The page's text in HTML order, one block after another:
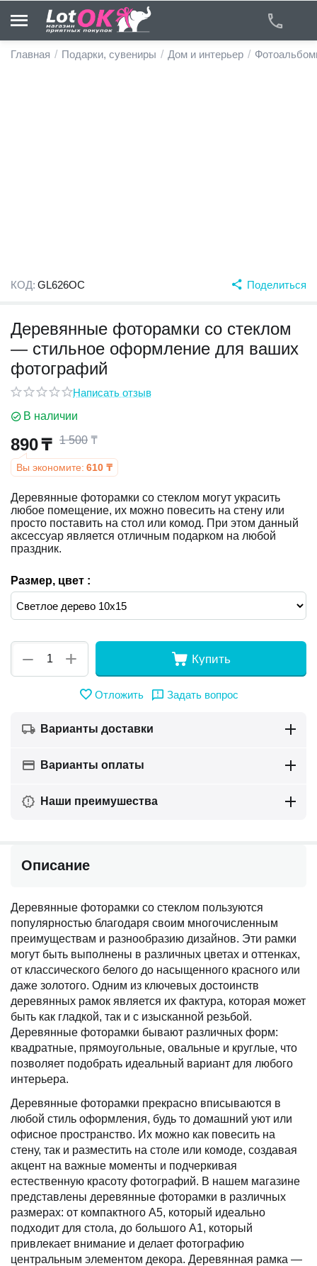
Главная / Подарки, сувениры / Дом и интерьер /
КОД: GL626OC Поделиться
Деревянные фоторамки со стеклом
— стильное оформление для ваших
фотографий
Написать отзыв
В наличии
890₸ 1 500 ₸
Вы экономите: 610 ₸
Деревянные фоторамки со стеклом могут украсить
любое помещение, их можно повесить на стену или
просто поставить на стол или комод. При этом данный
аксессуар является отличным подарком на любой
праздник.
Размер, цвет :
+
− Купить
Отложить Задать вопрос
Варианты доставки
Варианты оплаты
Наши преимушества
Описание
Деревянные фоторамки со стеклом пользуются
популярностью благодаря своим многочисленным
преимуществам и разнообразию дизайнов. Эти рамки
могут быть выполнены в различных цветах и оттенках,
от классического белого до насыщенного красного или
даже золотого. Одним из ключевых достоинств
деревянных рамок является их фактура, которая может
быть как гладкой, так и с изысканной резьбой.
Деревянные фоторамки бывают различных форм:
квадратные, прямоугольные, овальные и круглые, что
позволяет подобрать идеальный вариант для любого
интерьера.
Деревянные фоторамки прекрасно вписываются в
любой стиль оформления, будь то домашний уют или
офисное пространство. Их можно как повесить на
стену, так и разместить на столе или комоде, создавая
акцент на важные моменты и подчеркивая
естественную красоту фотографий. В нашем магазине
представлены деревянные фоторамки в различных
размерах: от компактного А5, который идеально
подходит для стола, до большого А1, который
привлекает внимание и делает фотографию
центральным элементом декора. Деревянная рамка —